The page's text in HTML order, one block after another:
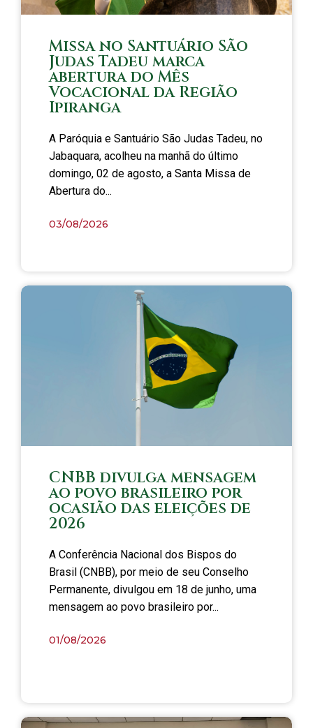
Missa no Santuário São
Judas Tadeu marca
abertura do Mês
Vocacional da Região
Ipiranga
A Paróquia e Santuário São Judas Tadeu, no
Jabaquara, acolheu na manhã do último
domingo, 02 de agosto, a Santa Missa de
Abertura do...
03/08/2026
CNBB divulga mensagem
ao povo brasileiro por
ocasião das eleições de
2026
A Conferência Nacional dos Bispos do
Brasil (CNBB), por meio de seu Conselho
Permanente, divulgou em 18 de junho, uma
mensagem ao povo brasileiro por...
01/08/2026